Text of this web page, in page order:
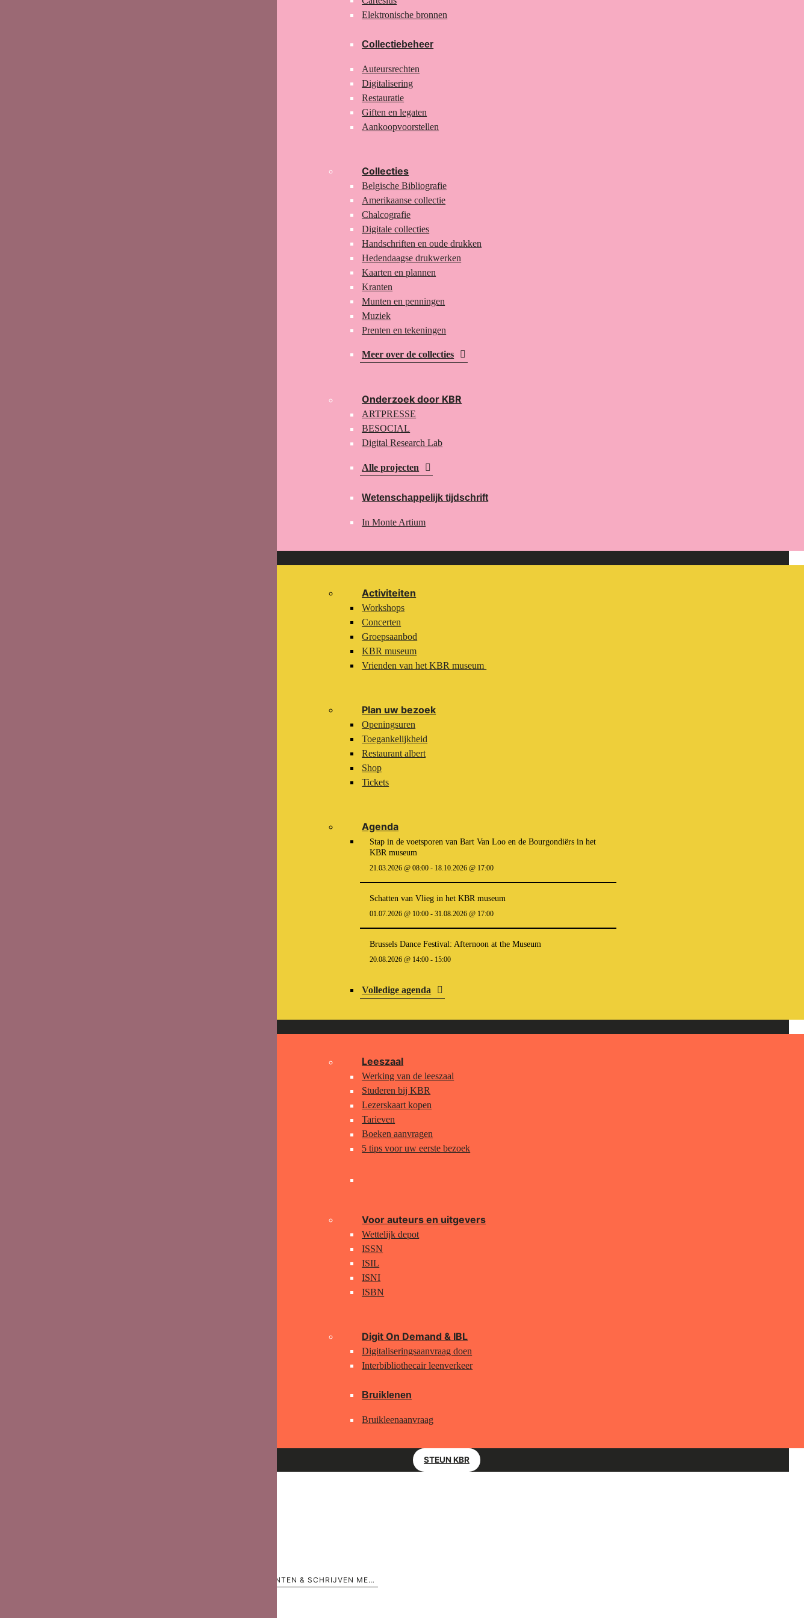
Elektronische bronnen
Collectiebeheer
Auteursrechten
Digitalisering
Restauratie
Giften en legaten
Aankoopvoorstellen
Collecties
Belgische Bibliografie
Amerikaanse collectie
Chalcografie
Digitale collecties
Handschriften en oude drukken
Hedendaagse drukwerken
Kaarten en plannen
Kranten
Munten en penningen
Muziek
Prenten en tekeningen
Meer over de collecties
Onderzoek door KBR
ARTPRESSE
BESOCIAL
Digital Research Lab
Alle projecten
Wetenschappelijk tijdschrift
In Monte Artium
Activiteiten
Workshops
Concerten
Groepsaanbod
KBR museum
Vrienden van het KBR museum
Plan uw bezoek
Openingsuren
Toegankelijkheid
Restaurant albert
Shop
Tickets
Agenda
Stap in de voetsporen van Bart Van Loo en de Bourgondiërs in het
KBR museum
21.03.2026 @ 08:00 - 18.10.2026 @ 17:00
Schatten van Vlieg in het KBR museum
01.07.2026 @ 10:00 - 31.08.2026 @ 17:00
Brussels Dance Festival: Afternoon at the Museum
20.08.2026 @ 14:00 - 15:00
Volledige agenda
Leeszaal
Werking van de leeszaal
Studeren bij KBR
Lezerskaart kopen
Tarieven
Boeken aanvragen
5 tips voor uw eerste bezoek
Voor auteurs en uitgevers
Wettelijk depot
ISSN
ISIL
ISNI
ISBN
Digit On Demand & IBL
Digitaliseringsaanvraag doen
Interbibliothecair leenverkeer
Bruiklenen
Bruikleenaanvraag
STEUN KBR
OPEN ATELIER: SCHILDEREN MET PIGMENTEN & SCHRIJVEN MET EEN GANZENVEER